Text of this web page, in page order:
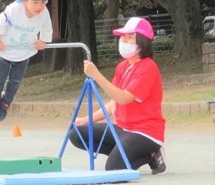
都道府県
から探す
東京都
東京都 全域